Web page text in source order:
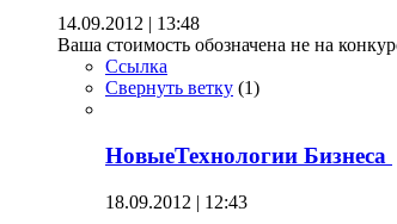
14.09.2012 | 13:48
Ваша стоимость обозначена не на
Ссылка
Свернуть ветку (1)
НовыеТехнологии Бизнеса
18.09.2012 | 12:43